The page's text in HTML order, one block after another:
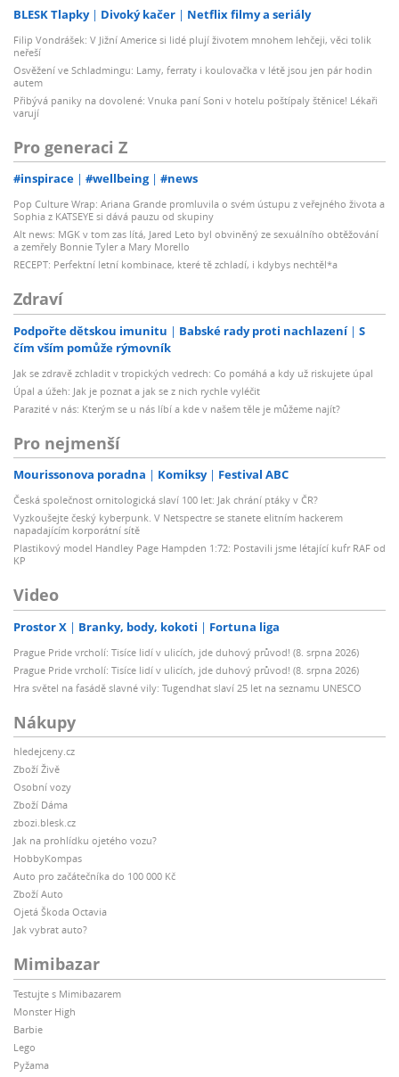
BLESK Tlapky Divoký kačer Netflix filmy a seriály
Filip Vondrášek: V Jižní Americe si lidé plují životem mnohem lehčeji, věci tolik
neřeší
Osvěžení ve Schladmingu: Lamy, ferraty i koulovačka v létě jsou jen pár hodin
autem
Přibývá paniky na dovolené: Vnuka paní Soni v hotelu poštípaly štěnice! Lékaři
varují
Pro generaci Z
#inspirace #wellbeing #news
Pop Culture Wrap: Ariana Grande promluvila o svém ústupu z veřejného života a
Sophia z KATSEYE si dává pauzu od skupiny
Alt news: MGK v tom zas lítá, Jared Leto byl obviněný ze sexuálního obtěžování
a zemřely Bonnie Tyler a Mary Morello
RECEPT: Perfektní letní kombinace, které tě zchladí, i kdybys nechtěl*a
Zdraví
Podpořte dětskou imunitu Babské rady proti nachlazení
S
čím vším pomůže rýmovník
Jak se zdravě zchladit v tropických vedrech: Co pomáhá a kdy už riskujete úpal
Úpal a úžeh: Jak je poznat a jak se z nich rychle vyléčit
Parazité v nás: Kterým se u nás líbí a kde v našem těle je můžeme najít?
Pro nejmenší
Mourissonova poradna Komiksy Festival ABC
Česká společnost ornitologická slaví 100 let: Jak chrání ptáky v ČR?
Vyzkoušejte český kyberpunk. V Netspectre se stanete elitním hackerem
napadajícím korporátní sítě
Plastikový model Handley Page Hampden 1:72: Postavili jsme létající kufr RAF od
KP
Video
Prostor X Branky, body, kokoti Fortuna liga
Prague Pride vrcholí: Tisíce lidí v ulicích, jde duhový průvod! (8. srpna 2026)
Prague Pride vrcholí: Tisíce lidí v ulicích, jde duhový průvod! (8. srpna 2026)
Hra světel na fasádě slavné vily: Tugendhat slaví 25 let na seznamu UNESCO
Nákupy
hledejceny.cz
Zboží Živě
Osobní vozy
Zboží Dáma
zbozi.blesk.cz
Jak na prohlídku ojetého vozu?
HobbyKompas
Auto pro začátečníka do 100 000 Kč
Zboží Auto
Ojetá Škoda Octavia
Jak vybrat auto?
Mimibazar
Testujte s Mimibazarem
Monster High
Barbie
Lego
Pyžama